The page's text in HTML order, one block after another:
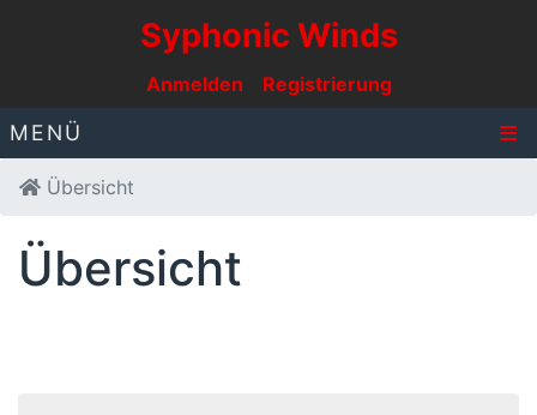
Syphonic Winds
Anmelden Registrierung
MENÜ
Übersicht
Übersicht